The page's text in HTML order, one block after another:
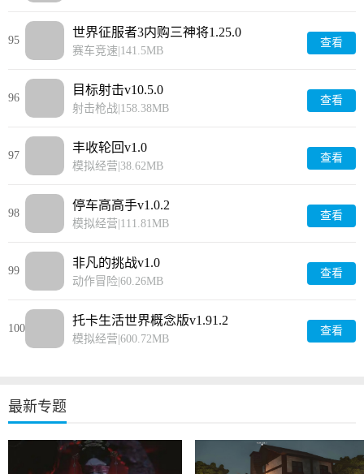
95
世界征服者3内购三神将1.25.0
赛车竞速|141.5MB
查看
96
目标射击v10.5.0
射击枪战|158.38MB
查看
97
丰收轮回v1.0
模拟经营|38.62MB
查看
98
停车高高手v1.0.2
模拟经营|111.81MB
查看
99
非凡的挑战v1.0
动作冒险|60.26MB
查看
100
托卡生活世界概念版v1.91.2
模拟经营|600.72MB
查看
最新专题